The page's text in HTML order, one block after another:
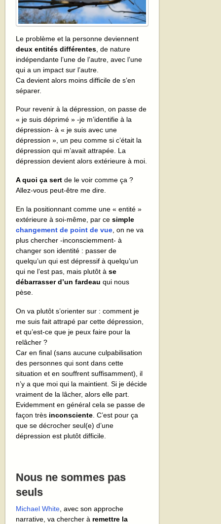
Le problème et la personne deviennent
deux entités différentes , de nature
indépendante l’une de l’autre, avec l’une
qui a un impact sur l’autre.
Ca devient alors moins difficile de s’en
séparer.
Pour revenir à la dépression, on passe de
« je suis déprimé » -je m’identifie à la
dépression- à « je suis avec une
dépression », un peu comme si c’était la
dépression qui m’avait attrapée. La
dépression devient alors extérieure à moi.
A quoi ça sert de le voir comme ça ?
Allez-vous peut-être me dire.
En la positionnant comme une « entité »
extérieure à soi-même, par cesimple
changement de point de vue , on ne va
plus chercher -inconsciemment- à
changer son identité : passer de
quelqu’un qui est dépressif à quelqu’un
qui ne l’est pas, mais plutôt àse
débarrasser d’un fardeau qui nous
pèse.
On va plutôt s’orienter sur : comment je
me suis fait attrapé par cette dépression,
et qu’est-ce que je peux faire pour la
relâcher ?
Car en final (sans aucune culpabilisation
des personnes qui sont dans cette
situation et en souffrent suffisamment), il
n’y a que moi qui la maintient. Si je décide
vraiment de la lâcher, alors elle part.
Evidemment en général cela se passe de
façon très inconsciente . C’est pour ça
que se décrocher seul(e) d’une
dépression est plutôt difficile.
Nous ne sommes pas
seuls
Michael White, avec son approche
narrative, va chercher à remettre la